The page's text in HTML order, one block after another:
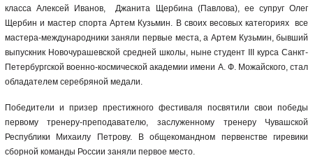
класса Алексей Иванов, Джанита Щербина (Павлова), ее супруг Олег
Щербин и мастер спорта Артем Кузьмин. В своих весовых категориях все
мастера-международники заняли первые места, а Артем Кузьмин, бывший
выпускник Новочурашевской средней школы, ныне студент
курса Санкт-
Петербургской военно-космической академии имени А. Ф. Можайского, стал
обладателем серебряной медали.
Победители и призер престижного фестиваля посвятили свои победы
первому тренеру-преподавателю, заслуженному тренеру Чувашской
Республики Михаилу Петрову. В общекомандном первенстве гиревики
сборной команды России заняли первое место.